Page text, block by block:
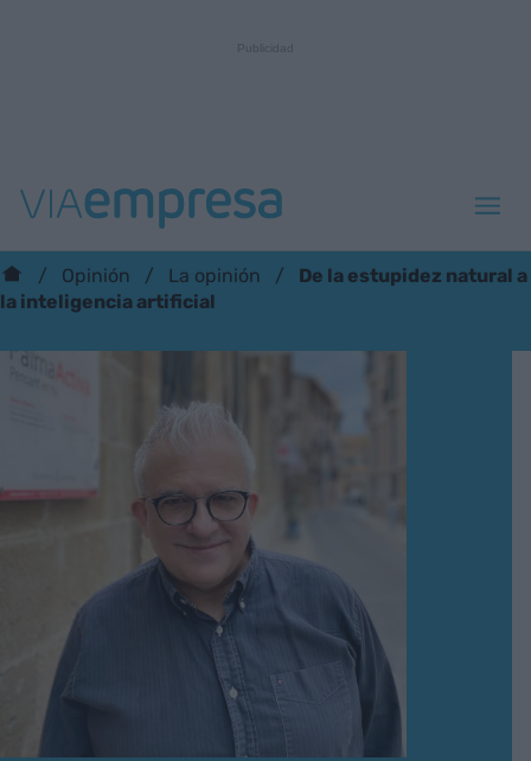
Opinión La opinión
De la estupidez natural a
la inteligencia artificial